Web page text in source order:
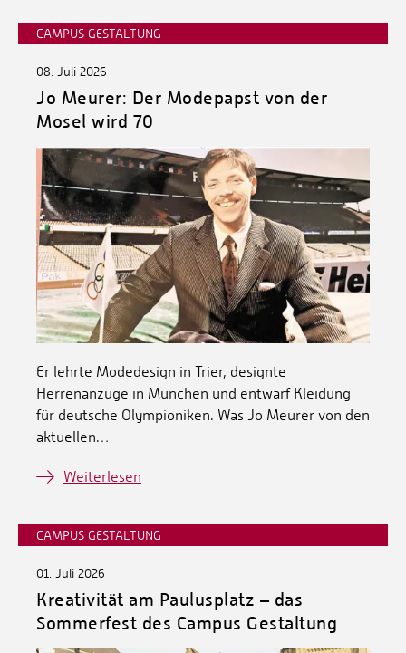
CAMPUS GESTALTUNG
08. Juli 2026
Jo Meurer: Der Modepapst von der
Mosel wird 70
Er lehrte Modedesign in Trier, designte
Herrenanzüge in München und entwarf Kleidung
für deutsche Olympioniken. Was Jo Meurer von den
aktuellen…
Weiterlesen
CAMPUS GESTALTUNG
01. Juli 2026
Kreativität am Paulusplatz – das
Sommerfest des Campus Gestaltung